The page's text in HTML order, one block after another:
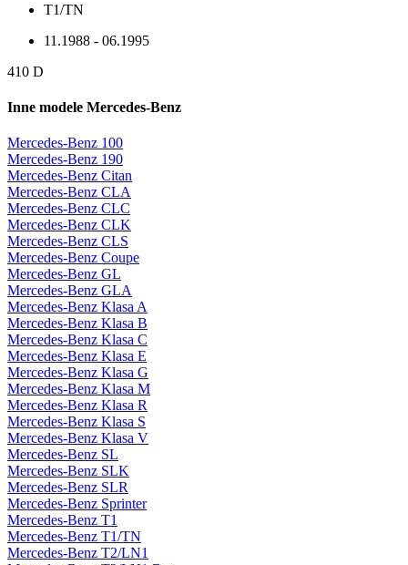
T1/TN
11.1988 - 06.1995
410 D
Inne modele Mercedes-Benz
Mercedes-Benz 100
Mercedes-Benz 190
Mercedes-Benz Citan
Mercedes-Benz CLA
Mercedes-Benz CLC
Mercedes-Benz CLK
Mercedes-Benz CLS
Mercedes-Benz Coupe
Mercedes-Benz GL
Mercedes-Benz GLA
Mercedes-Benz Klasa A
Mercedes-Benz Klasa B
Mercedes-Benz Klasa C
Mercedes-Benz Klasa E
Mercedes-Benz Klasa G
Mercedes-Benz Klasa M
Mercedes-Benz Klasa R
Mercedes-Benz Klasa S
Mercedes-Benz Klasa V
Mercedes-Benz SL
Mercedes-Benz SLK
Mercedes-Benz SLR
Mercedes-Benz Sprinter
Mercedes-Benz T1
Mercedes-Benz T1/TN
Mercedes-Benz T2/LN1